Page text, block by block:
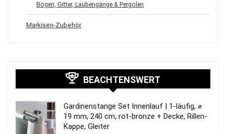
Bögen, Gitter, Laubengänge & Pergolen
Markisen-Zubehör
BEACHTENSWERT
Gardinenstange Set Innenlauf | 1-läufig, ⌀
19 mm, 240 cm, rot-bronze + Decke, Rillen-
Kappe, Gleiter